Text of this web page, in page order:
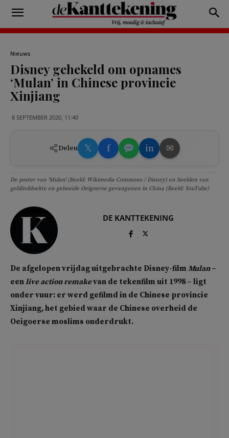
Nieuws
Disney gehekeld om opnames
‘Mulan’ in Chinese provincie
Xinjiang
8 SEPTEMBER 2020, 11:40
Delen 𝕏 f in ✉
De poster van 'Mulan' (Beeld: Wikimedia Commons / Disney) en beelden van
geblinddoekte en geboeide Oeigoerse gevangenen in China (Beeld: YouTube)
DE KANTTEKENING
De afgelopen vrijdag uitgebrachte Disney-film Mulan–
eenlive actionremakevan de tekenfilm uit 1998 – ligt
onder vuur: er werd gefilmd in de Chinese provincie
Xinjiang, het gebied waar de Chinese overheid de
Oeigoerse moslims onderdrukt.